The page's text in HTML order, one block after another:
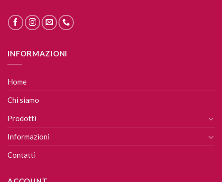
INFORMAZIONI
Home
Chi siamo
Prodotti
Informazioni
Contatti